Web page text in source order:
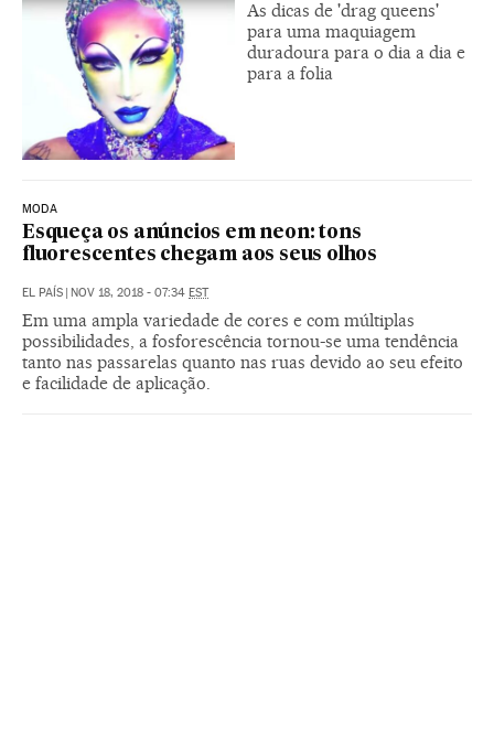
As dicas de 'drag queens'
para uma maquiagem
duradoura para o dia a dia e
para a folia
MODA
Esqueça os anúncios em neon: tons
fluorescentes chegam aos seus olhos
EL PAÍS | NOV 18, 2018 - 07:34 EST
Em uma ampla variedade de cores e com múltiplas
possibilidades, a fosforescência tornou-se uma tendência
tanto nas passarelas quanto nas ruas devido ao seu efeito
e facilidade de aplicação.